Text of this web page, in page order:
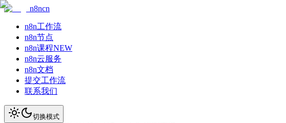
n8ncn
n8n工作流
n8n节点
n8n课程NEW
n8n云服务
n8n文档
提交工作流
联系我们
切换模式